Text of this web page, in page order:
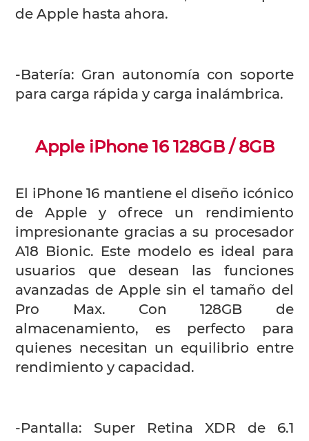
de Apple hasta ahora.
-Batería: Gran autonomía con soporte
para carga rápida y carga inalámbrica.
Apple iPhone 16 128GB / 8GB
El iPhone 16 mantiene el diseño icónico
de Apple y ofrece un rendimiento
impresionante gracias a su procesador
A18 Bionic. Este modelo es ideal para
usuarios que desean las funciones
avanzadas de Apple sin el tamaño del
Pro Max. Con 128GB de
almacenamiento, es perfecto para
quienes necesitan un equilibrio entre
rendimiento y capacidad.
-Pantalla: Super Retina XDR de 6.1